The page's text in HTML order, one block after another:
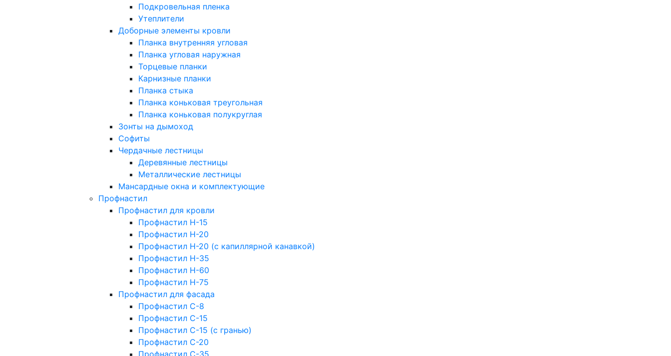
Подкровельная пленка
Утеплители
Доборные элементы кровли
Планка внутренняя угловая
Планка угловая наружная
Торцевые планки
Карнизные планки
Планка стыка
Планка коньковая треугольная
Планка коньковая полукруглая
Зонты на дымоход
Софиты
Чердачные лестницы
Деревянные лестницы
Металлические лестницы
Мансардные окна и комплектующие
Профнастил
Профнастил для кровли
Профнастил Н-15
Профнастил Н-20
Профнастил Н-20 (с капиллярной канавкой)
Профнастил Н-35
Профнастил Н-60
Профнастил Н-75
Профнастил для фасада
Профнастил С-8
Профнастил С-15
Профнастил С-15 (с гранью)
Профнастил С-20
Профнастил С-35